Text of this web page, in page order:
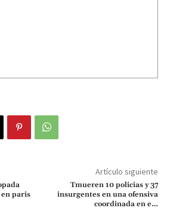
paris
Artículo siguiente
Tmueren 10 policias y 37
insurgentes en una ofensiva
coordinada en e…